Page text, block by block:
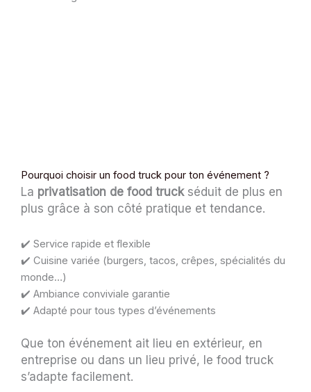
Pourquoi choisir un food truck pour ton événement ?
La privatisation de food truckséduit de plus en
plus grâce à son côté pratique et tendance.
✔️ Service rapide et flexible
✔️ Cuisine variée (burgers, tacos, crêpes, spécialités du
monde…)
✔️ Ambiance conviviale garantie
✔️ Adapté pour tous types d’événements
Que ton événement ait lieu en extérieur, en
entreprise ou dans un lieu privé, le food truck
s’adapte facilement.